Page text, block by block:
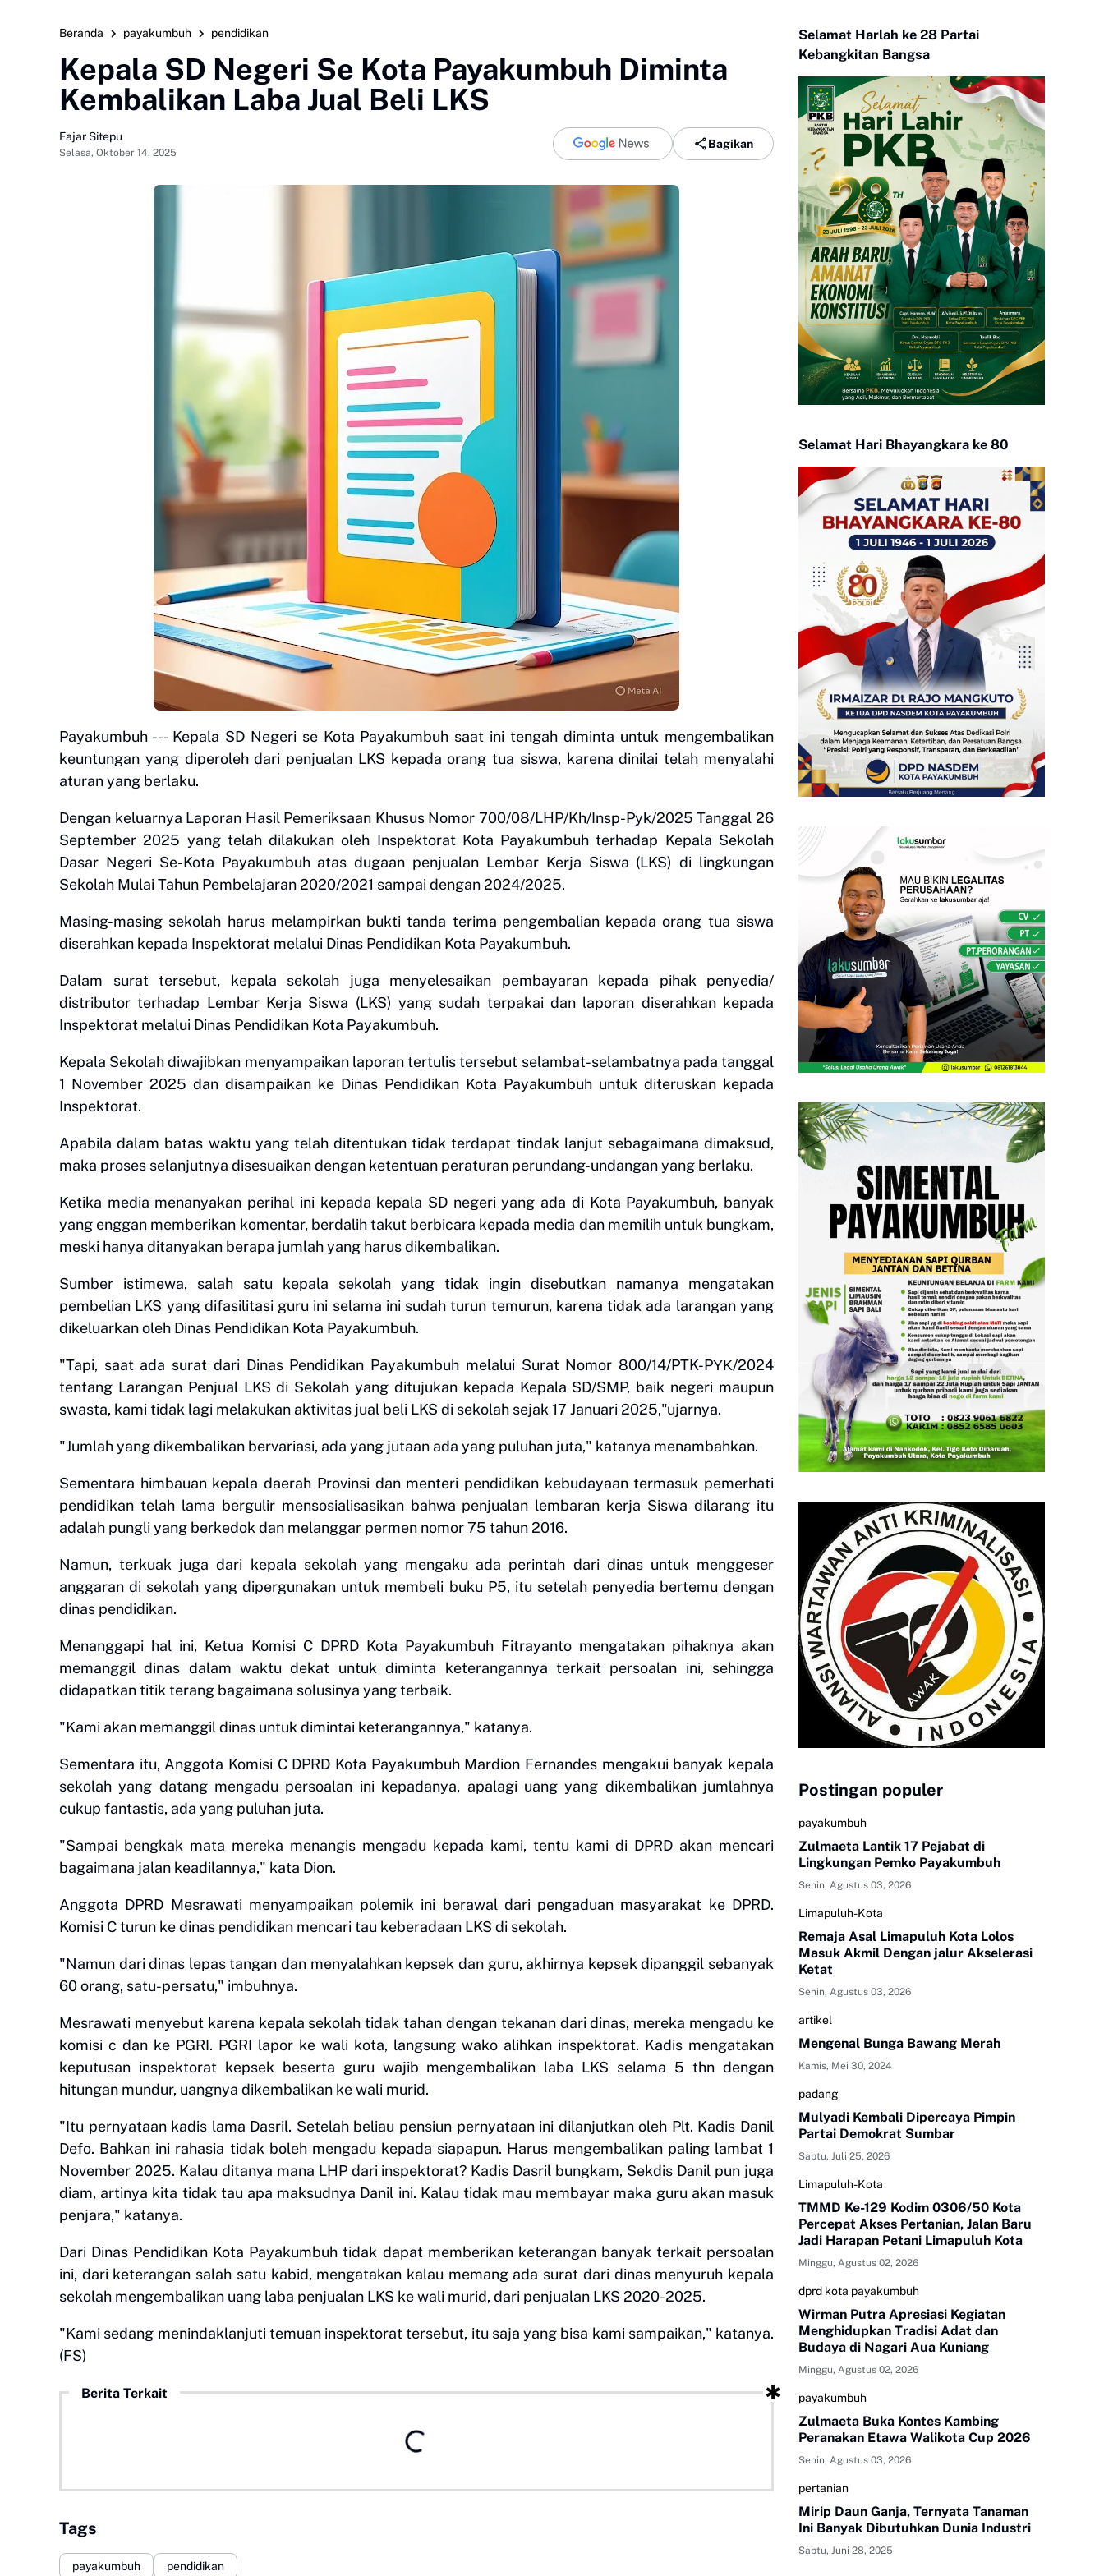
Beranda payakumbuh pendidikan
Kepala SD Negeri Se Kota Payakumbuh Diminta
Kembalikan Laba Jual Beli LKS
Fajar Sitepu
Selasa, Oktober 14, 2025
Bagikan
Payakumbuh --- Kepala SD Negeri se Kota Payakumbuh saat ini tengah diminta untuk mengembalikan
keuntungan yang diperoleh dari penjualan LKS kepada orang tua siswa, karena dinilai telah menyalahi
aturan yang berlaku.
Dengan keluarnya Laporan Hasil Pemeriksaan Khusus Nomor 700/08/LHP/Kh/Insp-Pyk/2025 Tanggal 26
September 2025 yang telah dilakukan oleh Inspektorat Kota Payakumbuh terhadap Kepala Sekolah
Dasar Negeri Se-Kota Payakumbuh atas dugaan penjualan Lembar Kerja Siswa (LKS) di lingkungan
Sekolah Mulai Tahun Pembelajaran 2020/2021 sampai dengan 2024/2025.
Masing-masing sekolah harus melampirkan bukti tanda terima pengembalian kepada orang tua siswa
diserahkan kepada Inspektorat melalui Dinas Pendidikan Kota Payakumbuh.
Dalam surat tersebut, kepala sekolah juga menyelesaikan pembayaran kepada pihak penyedia/
distributor terhadap Lembar Kerja Siswa (LKS) yang sudah terpakai dan laporan diserahkan kepada
Inspektorat melalui Dinas Pendidikan Kota Payakumbuh.
Kepala Sekolah diwajibkan menyampaikan laporan tertulis tersebut selambat-selambatnya pada tanggal
1 November 2025 dan disampaikan ke Dinas Pendidikan Kota Payakumbuh untuk diteruskan kepada
Inspektorat.
Apabila dalam batas waktu yang telah ditentukan tidak terdapat tindak lanjut sebagaimana dimaksud,
maka proses selanjutnya disesuaikan dengan ketentuan peraturan perundang-undangan yang berlaku.
Ketika media menanyakan perihal ini kepada kepala SD negeri yang ada di Kota Payakumbuh, banyak
yang enggan memberikan komentar, berdalih takut berbicara kepada media dan memilih untuk bungkam,
meski hanya ditanyakan berapa jumlah yang harus dikembalikan.
Sumber istimewa, salah satu kepala sekolah yang tidak ingin disebutkan namanya mengatakan
pembelian LKS yang difasilitasi guru ini selama ini sudah turun temurun, karena tidak ada larangan yang
dikeluarkan oleh Dinas Pendidikan Kota Payakumbuh.
"Tapi, saat ada surat dari Dinas Pendidikan Payakumbuh melalui Surat Nomor 800/14/PTK-PΥΚ/2024
tentang Larangan Penjual LKS di Sekolah yang ditujukan kepada Kepala SD/SMP, baik negeri maupun
swasta, kami tidak lagi melakukan aktivitas jual beli LKS di sekolah sejak 17 Januari 2025,"ujarnya.
"Jumlah yang dikembalikan bervariasi, ada yang jutaan ada yang puluhan juta," katanya menambahkan.
Sementara himbauan kepala daerah Provinsi dan menteri pendidikan kebudayaan termasuk pemerhati
pendidikan telah lama bergulir mensosialisasikan bahwa penjualan lembaran kerja Siswa dilarang itu
adalah pungli yang berkedok dan melanggar permen nomor 75 tahun 2016.
Namun, terkuak juga dari kepala sekolah yang mengaku ada perintah dari dinas untuk menggeser
anggaran di sekolah yang dipergunakan untuk membeli buku P5, itu setelah penyedia bertemu dengan
dinas pendidikan.
Menanggapi hal ini, Ketua Komisi C DPRD Kota Payakumbuh Fitrayanto mengatakan pihaknya akan
memanggil dinas dalam waktu dekat untuk diminta keterangannya terkait persoalan ini, sehingga
didapatkan titik terang bagaimana solusinya yang terbaik.
"Kami akan memanggil dinas untuk dimintai keterangannya," katanya.
Sementara itu, Anggota Komisi C DPRD Kota Payakumbuh Mardion Fernandes mengakui banyak kepala
sekolah yang datang mengadu persoalan ini kepadanya, apalagi uang yang dikembalikan jumlahnya
cukup fantastis, ada yang puluhan juta.
"Sampai bengkak mata mereka menangis mengadu kepada kami, tentu kami di DPRD akan mencari
bagaimana jalan keadilannya," kata Dion.
Anggota DPRD Mesrawati menyampaikan polemik ini berawal dari pengaduan masyarakat ke DPRD.
Komisi C turun ke dinas pendidikan mencari tau keberadaan LKS di sekolah.
"Namun dari dinas lepas tangan dan menyalahkan kepsek dan guru, akhirnya kepsek dipanggil sebanyak
60 orang, satu-persatu," imbuhnya.
Mesrawati menyebut karena kepala sekolah tidak tahan dengan tekanan dari dinas, mereka mengadu ke
komisi c dan ke PGRI. PGRI lapor ke wali kota, langsung wako alihkan inspektorat. Kadis mengatakan
keputusan inspektorat kepsek beserta guru wajib mengembalikan laba LKS selama 5 thn dengan
hitungan mundur, uangnya dikembalikan ke wali murid.
"Itu pernyataan kadis lama Dasril. Setelah beliau pensiun pernyataan ini dilanjutkan oleh Plt. Kadis Danil
Defo. Bahkan ini rahasia tidak boleh mengadu kepada siapapun. Harus mengembalikan paling lambat 1
November 2025. Kalau ditanya mana LHP dari inspektorat? Kadis Dasril bungkam, Sekdis Danil pun juga
diam, artinya kita tidak tau apa maksudnya Danil ini. Kalau tidak mau membayar maka guru akan masuk
penjara," katanya.
Dari Dinas Pendidikan Kota Payakumbuh tidak dapat memberikan keterangan banyak terkait persoalan
ini, dari keterangan salah satu kabid, mengatakan kalau memang ada surat dari dinas menyuruh kepala
sekolah mengembalikan uang laba penjualan LKS ke wali murid, dari penjualan LKS 2020-2025.
"Kami sedang menindaklanjuti temuan inspektorat tersebut, itu saja yang bisa kami sampaikan," katanya.
(FS)
Berita Terkait
Tags
payakumbuh pendidikan
Selamat Harlah ke 28 Partai
Kebangkitan Bangsa
Selamat Hari Bhayangkara ke 80
Postingan populer
payakumbuh
Zulmaeta Lantik 17 Pejabat di
Lingkungan Pemko Payakumbuh
Senin, Agustus 03, 2026
Limapuluh-Kota
Remaja Asal Limapuluh Kota Lolos
Masuk Akmil Dengan jalur Akselerasi
Ketat
Senin, Agustus 03, 2026
artikel
Mengenal Bunga Bawang Merah
Kamis, Mei 30, 2024
padang
Mulyadi Kembali Dipercaya Pimpin
Partai Demokrat Sumbar
Sabtu, Juli 25, 2026
Limapuluh-Kota
TMMD Ke-129 Kodim 0306/50 Kota
Percepat Akses Pertanian, Jalan Baru
Jadi Harapan Petani Limapuluh Kota
Minggu, Agustus 02, 2026
dprd kota payakumbuh
Wirman Putra Apresiasi Kegiatan
Menghidupkan Tradisi Adat dan
Budaya di Nagari Aua Kuniang
Minggu, Agustus 02, 2026
payakumbuh
Zulmaeta Buka Kontes Kambing
Peranakan Etawa Walikota Cup 2026
Senin, Agustus 03, 2026
pertanian
Mirip Daun Ganja, Ternyata Tanaman
Ini Banyak Dibutuhkan Dunia Industri
Sabtu, Juni 28, 2025